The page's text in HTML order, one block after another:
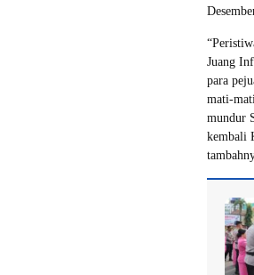
Juang
para
mati-
mundur
kembali